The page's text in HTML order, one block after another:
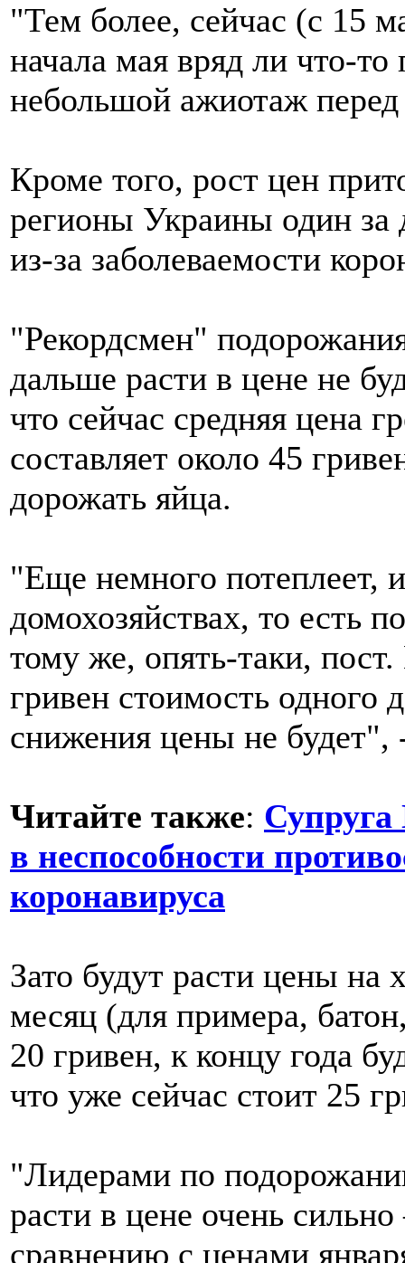
"Тем более, сейчас (с 15
начала мая вряд ли что-
небольшой ажиотаж
Кроме того, рост цен
регионы Украины один за
из-за заболеваемости
"Рекордсмен"
дальше расти в цене не
что сейчас средняя цена
составляет около 45
дорожать яйца.
"Еще немного потеплеет,
домохозяйствах, то есть
тому же, опять-таки,
гривен стоимость одного
снижения цены не будет",
Читайте также:
в неспособности
коронавируса
Зато будут расти цены на
месяц (для примера,
20 гривен, к концу года
что уже сейчас стоит 25
"Лидерами по
расти в цене очень
сравнению с ценами